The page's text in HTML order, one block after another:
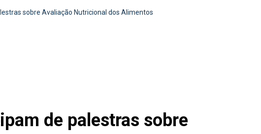
sobre Avaliação Nutricional dos Alimentos
de palestras sobre